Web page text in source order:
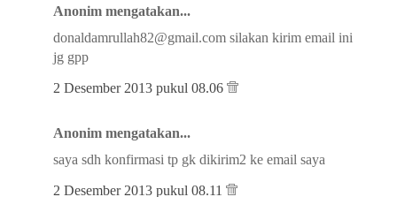
Anonim mengatakan...
donaldamrullah82@gmail.com silakan kirim email ini
jg gpp
2 Desember 2013 pukul 08.06
Anonim mengatakan...
saya sdh konfirmasi tp gk dikirim2 ke email saya
2 Desember 2013 pukul 08.11